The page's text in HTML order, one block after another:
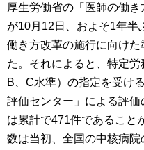
厚生労働省の「医師の働き
が10月12日、およそ1年半
働き方改革の施行に向け
た。それによると、特定
B、C水準）の指定を受け
評価センター」による評価
は累計で471件であること
数は当初、全国の中核病